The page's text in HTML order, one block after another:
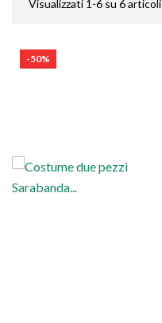
Visualizzati 1-6 su 6 articoli
-50%